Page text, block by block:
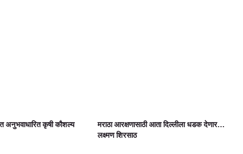
अनुभवाधारित कृषी कौशल्य
मराठा आरक्षणासाठी आता दिल्लीला धडक देणार…
लक्ष्मण शिरसाठ